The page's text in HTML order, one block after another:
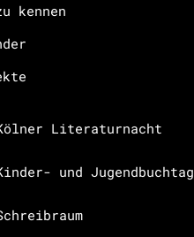
kennen
Literaturnacht
und Jugendbuchtag